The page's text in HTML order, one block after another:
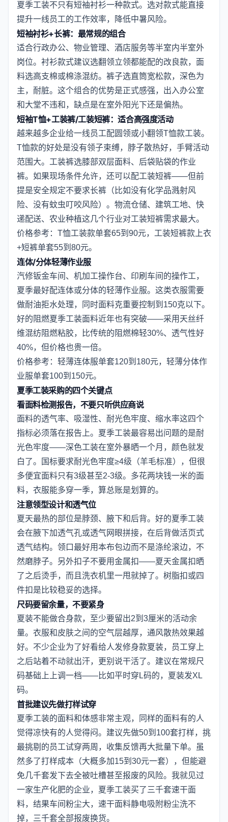
夏季工装不只有短袖衬衫一种款式。选对款式能直接
提升一线员工的工作效率，降低中暑风险。
短袖衬衫+长裤：最常规的组合
适合行政办公、物业管理、酒店服务等半室内半室外
岗位。衬衫款式建议选翻领立领都能配的改良款，面
料选高支棉或棉涤混纺。裤子选直筒宽松款，深色为
主，耐脏。这个组合的优势是正式感强，出入办公室
和大堂不违和，缺点是在室外阳光下还是偏热。
短袖T恤+工装裤/工装短裤：适合高强度活动
越来越多企业给一线员工配圆领或小翻领T恤款工装。
T恤款的好处是没有领子束缚，脖子散热好，手臂活动
范围大。工装裤选膝部双层面料、后袋贴袋的作业
裤。如果现场条件允许，还可以配工装短裤——但前
提是安全规定不要求长裤（比如没有化学品溅射风
险、没有蚊虫叮咬风险）。物流仓储、建筑工地、快
递配送、农业种植这几个行业对工装短裤需求最大。
价格参考：T恤工装款单套65到90元，工装短裤款上衣
+短裤单套55到80元。
连体/分体轻薄作业服
汽修钣金车间、机加工操作台、印刷车间的操作工，
夏季最好配连体或分体的轻薄作业服。这类衣服需要
做耐油拒水处理，同时面料克重要控制到150克以下。
好的阻燃夏季工装面料近年也有突破——采用天丝纤
维混纺阻燃粘胶，比传统的阻燃棉轻30%、透气性好
40%，但价格也贵一倍。
价格参考：轻薄连体服单套120到180元，轻薄分体作
业服单套100到150元。
夏季工装采购的四个关键点
看面料检测报告，不要只听供应商说
面料的透气率、吸湿性、耐光色牢度、缩水率这四个
指标必须落在报告上。夏季工装最容易出问题的是耐
光色牢度——深色工装在室外暴晒一个月，颜色就发
白了。国标要求耐光色牢度≥4级（羊毛标准），但很
多便宜面料只有3级甚至2-3级。多花两块钱一米的面
料，衣服能多穿一季，算总账是划算的。
注意领型设计和透气位
夏天最热的部位是脖颈、腋下和后背。好的夏季工装
会在腋下加透气孔或透气网眼拼接，在后背做活页式
透气结构。领口最好用本布包边而不是涤纶滚边，不
然磨脖子。另外扣子不要用金属扣——夏天金属扣晒
了之后烫手，而且洗衣机里一甩就掉了。树脂扣或四
件扣是比较稳妥的选择。
尺码要留余量，不要紧身
夏装不能做合身款，至少要留出2到3厘米的活动余
量。衣服和皮肤之间的空气层越厚，通风散热效果越
好。不少企业为了好看给人发修身款夏装，员工穿上
之后站着不动就出汗，更别说干活了。建议在常规尺
码基础上上调一档——比如平时穿L码的，夏装发XL
码。
首批建议先做打样试穿
夏季工装的面料和体感非常主观，同样的面料有的人
觉得凉快有的人觉得闷。建议先做50到100套打样，挑
最挑剔的员工试穿两周，收集反馈再大批量下单。虽
然多了打样成本（大概多加15到30元一套），但能避
免几千套发下去全被吐槽甚至报废的风险。我就见过
一家生产化肥的企业，夏季工装买了三千套速干面
料，结果车间粉尘大，速干面料静电吸附粉尘洗不
掉，三千套全部报废换货。